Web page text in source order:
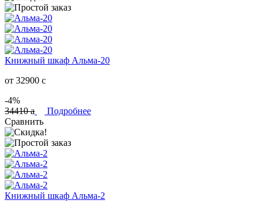
Книжный шкаф Альма-20
от 32900 c
-4%
34410a
Подробнее
Сравнить
Книжный шкаф Альма-2